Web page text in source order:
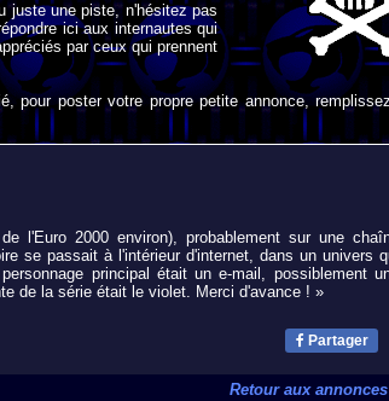
juste une piste, n'hésitez pas
ici aux internautes qui
par ceux qui prennent
pour poster votre propre petite annonce,
l'Euro 2000 environ), probablement sur une
se passait à l'intérieur d'internet, dans un univers
principal était un e-mail, possiblement
de la série était le violet. Merci d'avance ! »
Partager
Retour aux annonces